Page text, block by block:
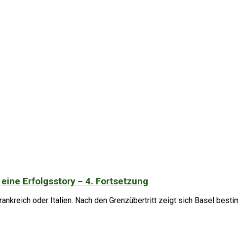
Erfolgsstory – 4. Fortsetzung
oder Italien. Nach den Grenzübertritt zeigt sich Basel